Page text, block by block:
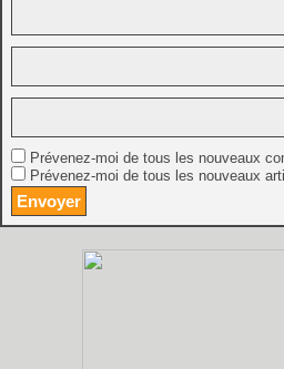
Prévenez-moi de tous les nouveaux
Prévenez-moi de tous les nouveaux